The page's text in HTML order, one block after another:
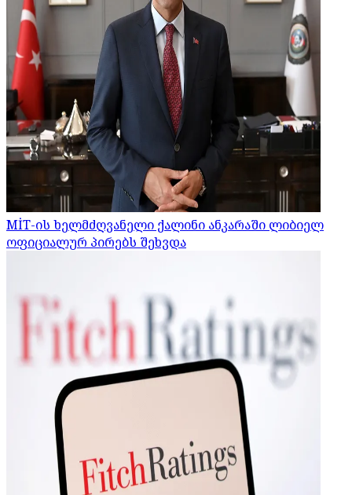
MİT-ის ხელმძღვანელი ქალინი ანკარაში ლიბიელ
ოფიციალურ პირებს შეხვდა